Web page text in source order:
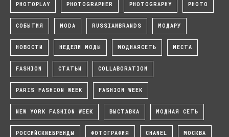
PHOTOPLAY PHOTOGRAPHER PHOTOGRAPHY PHOTO
СОБЫТИЯ MODA RUSSIANBRANDS МОДАРУ
НОВОСТИ НЕДЕЛИ МОДЫ МОДНАЯСЕТЬ МЕСТА
FASHION СТАТЬИ COLLABORATION
PARIS FASHION WEEK FASHION WEEK
NEW YORK FASHION WEEK ВЫСТАВКА МОДНАЯ СЕТЬ
РОССИЙСКИЕБРЕНДЫ ФОТОГРАФИЯ CHANEL МОСКВА